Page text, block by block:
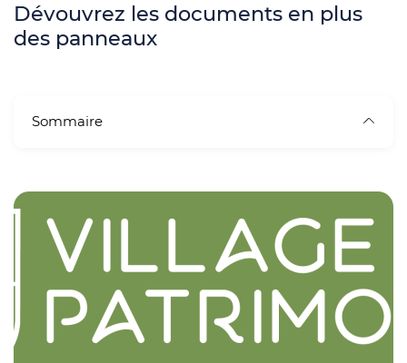
Dévouvrez les documents en plus
des panneaux
Sommaire